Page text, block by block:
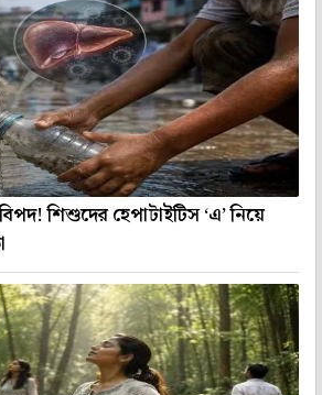
শিশুদের হেপাটাইটিস ‘এ’ নিয়ে